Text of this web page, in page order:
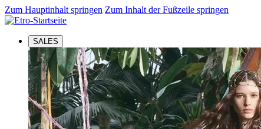
Zum Hauptinhalt springen Zum Inhalt der Fußzeile springen
SALES